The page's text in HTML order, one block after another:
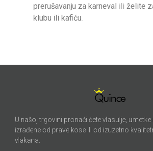
prerušavanju za karneval ili želite
klubu ili kafiću.
U našoj trgovini pronaći ćete vlasulje,
izrađene od prave kose ili od izuzetno
vlakana.